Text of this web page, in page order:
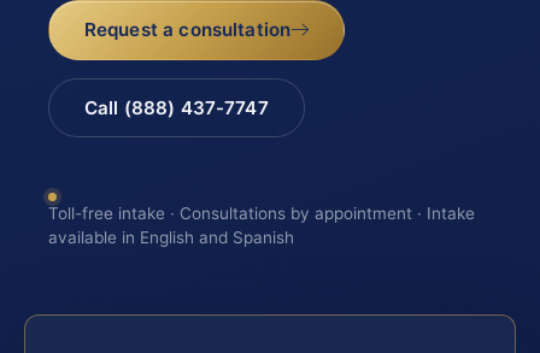
Request a consultation
Call (888) 437-7747
Toll-free intake · Consultations by appointment · Intake
available in English and Spanish